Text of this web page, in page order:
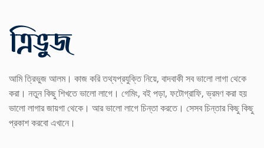
আমি ত্রিভুজ আলম। কাজ করি তথ্যপ্রযুক্তি নিয়ে, বাদবাকী সব ভালো লাগা থেকে
করা। নতুন কিছু শিখতে ভালো লাগে। গেমিং, বই পড়া, ফটোগ্রাফি, ভ্রমণ করা হয়
ভালো লাগার জায়গা থেকে। আর ভালো লাগে চিন্তা করতে। সেসব চিন্তার কিছু কিছু
প্রকাশ করবো এখানে।